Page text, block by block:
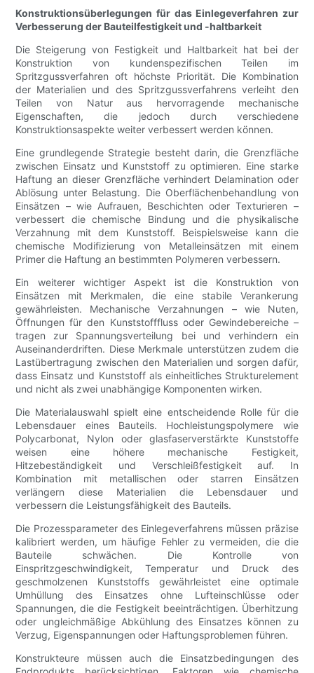
Konstruktionsüberlegungen für das Einlegeverfahren zur
Verbesserung der Bauteilfestigkeit und -haltbarkeit
Die Steigerung von Festigkeit und Haltbarkeit hat bei der
Konstruktion von kundenspezifischen Teilen im
Spritzgussverfahren oft höchste Priorität. Die Kombination
der Materialien und des Spritzgussverfahrens verleiht den
Teilen von Natur aus hervorragende mechanische
Eigenschaften, die jedoch durch verschiedene
Konstruktionsaspekte weiter verbessert werden können.
Eine grundlegende Strategie besteht darin, die Grenzfläche
zwischen Einsatz und Kunststoff zu optimieren. Eine starke
Haftung an dieser Grenzfläche verhindert Delamination oder
Ablösung unter Belastung. Die Oberflächenbehandlung von
Einsätzen – wie Aufrauen, Beschichten oder Texturieren –
verbessert die chemische Bindung und die physikalische
Verzahnung mit dem Kunststoff. Beispielsweise kann die
chemische Modifizierung von Metalleinsätzen mit einem
Primer die Haftung an bestimmten Polymeren verbessern.
Ein weiterer wichtiger Aspekt ist die Konstruktion von
Einsätzen mit Merkmalen, die eine stabile Verankerung
gewährleisten. Mechanische Verzahnungen – wie Nuten,
Öffnungen für den Kunststofffluss oder Gewindebereiche –
tragen zur Spannungsverteilung bei und verhindern ein
Auseinanderdriften. Diese Merkmale unterstützen zudem die
Lastübertragung zwischen den Materialien und sorgen dafür,
dass Einsatz und Kunststoff als einheitliches Strukturelement
und nicht als zwei unabhängige Komponenten wirken.
Die Materialauswahl spielt eine entscheidende Rolle für die
Lebensdauer eines Bauteils. Hochleistungspolymere wie
Polycarbonat, Nylon oder glasfaserverstärkte Kunststoffe
weisen eine höhere mechanische Festigkeit,
Hitzebeständigkeit und Verschleißfestigkeit auf. In
Kombination mit metallischen oder starren Einsätzen
verlängern diese Materialien die Lebensdauer und
verbessern die Leistungsfähigkeit des Bauteils.
Die Prozessparameter des Einlegeverfahrens müssen präzise
kalibriert werden, um häufige Fehler zu vermeiden, die die
Bauteile schwächen. Die Kontrolle von
Einspritzgeschwindigkeit, Temperatur und Druck des
geschmolzenen Kunststoffs gewährleistet eine optimale
Umhüllung des Einsatzes ohne Lufteinschlüsse oder
Spannungen, die die Festigkeit beeinträchtigen. Überhitzung
oder ungleichmäßige Abkühlung des Einsatzes können zu
Verzug, Eigenspannungen oder Haftungsproblemen führen.
Konstrukteure müssen auch die Einsatzbedingungen des